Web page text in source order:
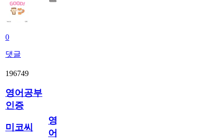
0
댓글
196749
영어공부
인증
미코씨
영
어